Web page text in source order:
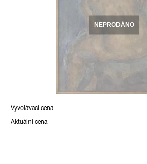
NEPRODÁNO
Vyvolávací cena
Aktuální cena